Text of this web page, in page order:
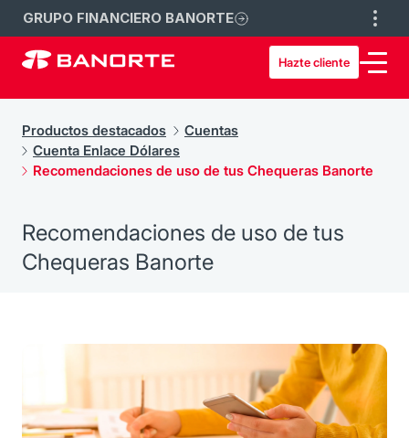
GRUPO FINANCIERO BANORTE
Hazte cliente
Productos destacados
Cuentas
Cuenta Enlace Dólares
Recomendaciones de uso de tus Chequeras Banorte
Recomendaciones de uso de tus
Chequeras Banorte